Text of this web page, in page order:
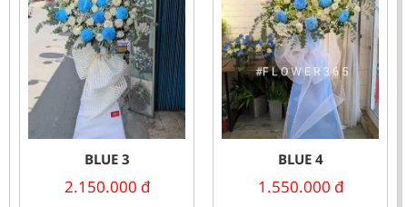
BLUE 3
2.150.000 đ
BLUE 4
1.550.000 đ